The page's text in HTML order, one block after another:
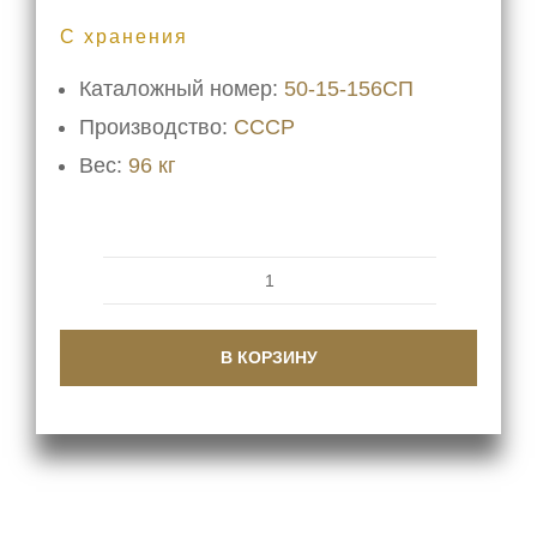
С хранения
Каталожный номер: 50-15-156СП
Производство: СССР
Вес: 96 кг
товара
15-
В КОРЗИНУ